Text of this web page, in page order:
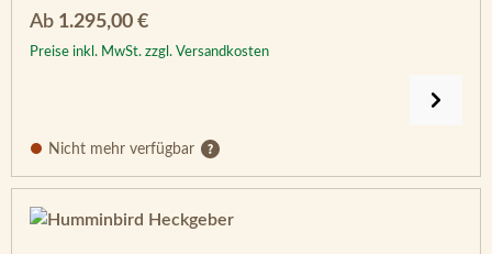
Regulärer Preis:
Ab 1.295,00 €
Preise inkl. MwSt. zzgl. Versandkosten
Nicht mehr verfügbar